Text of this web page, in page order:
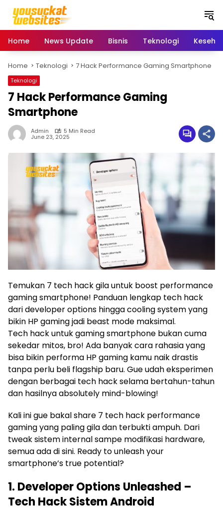
Home News Update Bisnis Teknologi
Home Teknologi 7 Hack Performance Gaming Smartphone
Teknologi
7 Hack Performance Gaming
Smartphone
Admin 5 Min Read
June 23, 2025
Temukan 7 tech hack gila untuk boost performance
gaming smartphone! Panduan lengkap tech hack
dari developer options hingga cooling system yang
bikin HP gaming jadi beast mode maksimal.
Tech hack untuk gaming smartphone bukan cuma
sekedar mitos, bro! Ada banyak cara rahasia yang
bisa bikin performa HP gaming kamu naik drastis
tanpa perlu beli flagship baru. Gue udah eksperimen
dengan berbagai tech hack selama bertahun-tahun
dan hasilnya absolutely mind-blowing!
Kali ini gue bakal share 7 tech hack performance
gaming yang paling gila dan terbukti ampuh. Dari
tweak sistem internal sampe modifikasi hardware,
semua ada di sini. Ready to unleash your
smartphone’s true potential?
1. Developer Options Unleashed –
Tech Hack Sistem Android